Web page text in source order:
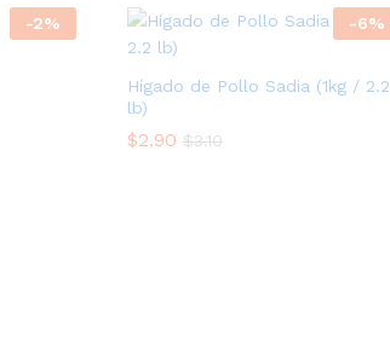
-2%
-6%
Hígado de Pollo Sadia (1kg / 2.2
lb)
$2.90 $3.10